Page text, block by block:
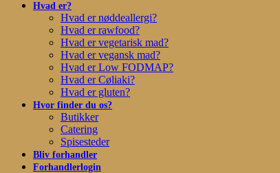
Hvad er?
Hvad er nøddeallergi?
Hvad er rawfood?
Hvad er vegetarisk mad?
Hvad er vegansk mad?
Hvad er Low FODMAP?
Hvad er Cøliaki?
Hvad er gluten?
Hvor finder du os?
Butikker
Catering
Spisesteder
Bliv forhandler
Forhandlerlogin